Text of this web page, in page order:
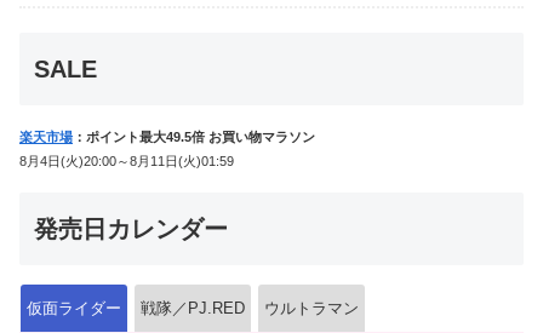
SALE
楽天市場 ：ポイント最大49.5倍 お買い物マラソン
8月4日(火)20:00～8月11日(火)01:59
発売日カレンダー
仮面ライダー 戦隊／PJ.RED ウルトラマン